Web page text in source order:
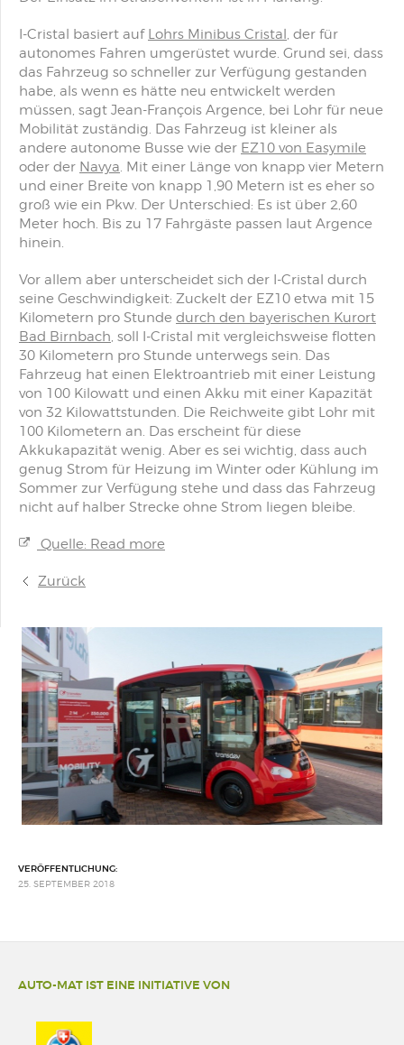
I-Cristal basiert auf Lohrs Minibus Cristal, der für
autonomes Fahren umgerüstet wurde. Grund sei, dass
das Fahrzeug so schneller zur Verfügung gestanden
habe, als wenn es hätte neu entwickelt werden
müssen, sagt Jean-François Argence, bei Lohr für neue
Mobilität zuständig. Das Fahrzeug ist kleiner als
andere autonome Busse wie der EZ10 von Easymile
oder der Navya. Mit einer Länge von knapp vier Metern
und einer Breite von knapp 1,90 Metern ist es eher so
groß wie ein Pkw. Der Unterschied: Es ist über 2,60
Meter hoch. Bis zu 17 Fahrgäste passen laut Argence
hinein.
Vor allem aber unterscheidet sich der I-Cristal durch
seine Geschwindigkeit: Zuckelt der EZ10 etwa mit 15
Kilometern pro Stunde durch den bayerischen Kurort
Bad Birnbach, soll I-Cristal mit vergleichsweise flotten
30 Kilometern pro Stunde unterwegs sein. Das
Fahrzeug hat einen Elektroantrieb mit einer Leistung
von 100 Kilowatt und einen Akku mit einer Kapazität
von 32 Kilowattstunden. Die Reichweite gibt Lohr mit
100 Kilometern an. Das erscheint für diese
Akkukapazität wenig. Aber es sei wichtig, dass auch
genug Strom für Heizung im Winter oder Kühlung im
Sommer zur Verfügung stehe und dass das Fahrzeug
nicht auf halber Strecke ohne Strom liegen bleibe.
Quelle: Read more
Zurück
VERÖFFENTLICHUNG:
25. SEPTEMBER 2018
AUTO-MAT IST EINE INITIATIVE VON